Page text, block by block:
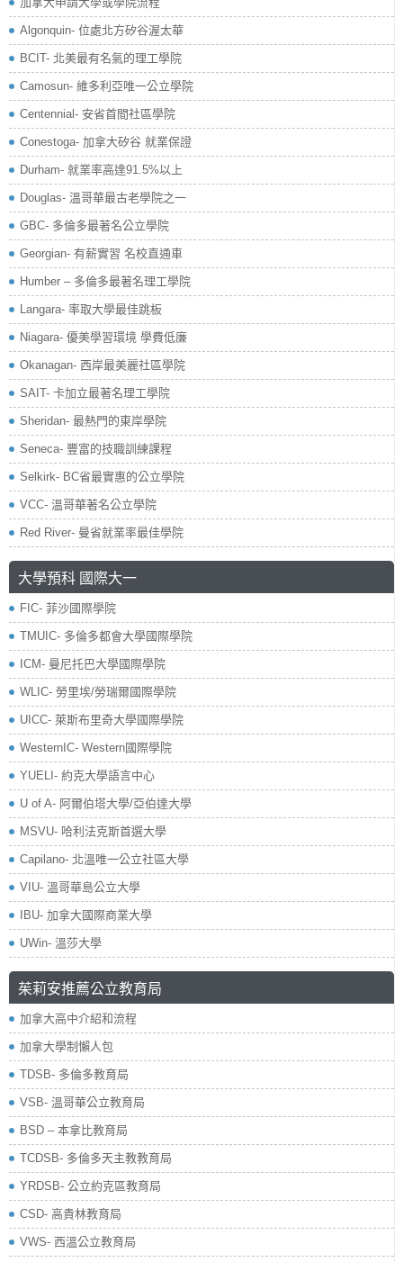
Algonquin- 位處北方矽谷渥太華
BCIT- 北美最有名氣的理工學院
Camosun- 維多利亞唯一公立學院
Centennial- 安省首間社區學院
Conestoga- 加拿大矽谷 就業保證
Durham- 就業率高達91.5%以上
Douglas- 溫哥華最古老學院之一
GBC- 多倫多最著名公立學院
Georgian- 有薪實習 名校直通車
Humber – 多倫多最著名理工學院
Langara- 率取大學最佳跳板
Niagara- 優美學習環境 學費低廉
Okanagan- 西岸最美麗社區學院
SAIT- 卡加立最著名理工學院
Sheridan- 最熱門的東岸學院
Seneca- 豐富的技職訓練課程
Selkirk- BC省最實惠的公立學院
VCC- 溫哥華著名公立學院
Red River- 曼省就業率最佳學院
大學預科 國際大一
FIC- 菲沙國際學院
TMUIC- 多倫多都會大學國際學院
ICM- 曼尼托巴大學國際學院
WLIC- 勞里埃/勞瑞爾國際學院
UICC- 萊斯布里奇大學國際學院
WesternIC- Western國際學院
YUELI- 約克大學語言中心
U of A- 阿爾伯塔大學/亞伯達大學
MSVU- 哈利法克斯首選大學
Capilano- 北溫唯一公立社區大學
VIU- 溫哥華島公立大學
IBU- 加拿大國際商業大學
UWin- 溫莎大學
茱莉安推薦公立教育局
加拿大高中介紹和流程
加拿大學制懶人包
TDSB- 多倫多教育局
VSB- 溫哥華公立教育局
BSD – 本拿比教育局
TCDSB- 多倫多天主教教育局
YRDSB- 公立約克區教育局
​CSD- 高貴林教育局
VWS- 西溫公立教育局